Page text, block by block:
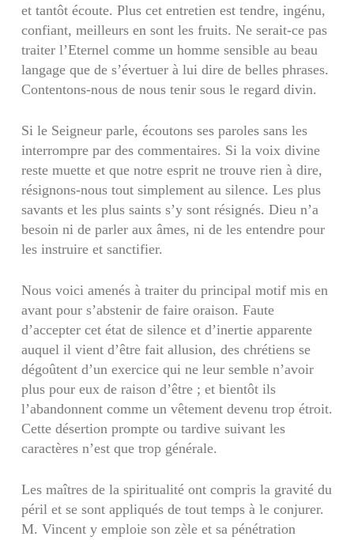
et tantôt écoute. Plus cet entretien est tendre, ingénu,
confiant, meilleurs en sont les fruits. Ne serait-ce pas
traiter l’Eternel comme un homme sensible au beau
langage que de s’évertuer à lui dire de belles phrases.
Contentons-nous de nous tenir sous le regard divin.
Si le Seigneur parle, écoutons ses paroles sans les
interrompre par des commentaires. Si la voix divine
reste muette et que notre esprit ne trouve rien à dire,
résignons-nous tout simplement au silence. Les plus
savants et les plus saints s’y sont résignés. Dieu n’a
besoin ni de parler aux âmes, ni de les entendre pour
les instruire et sanctifier.
Nous voici amenés à traiter du principal motif mis en
avant pour s’abstenir de faire oraison. Faute
d’accepter cet état de silence et d’inertie apparente
auquel il vient d’être fait allusion, des chrétiens se
dégoûtent d’un exercice qui ne leur semble n’avoir
plus pour eux de raison d’être ; et bientôt ils
l’abandonnent comme un vêtement devenu trop étroit.
Cette désertion prompte ou tardive suivant les
caractères n’est que trop générale.
Les maîtres de la spiritualité ont compris la gravité du
péril et se sont appliqués de tout temps à le conjurer.
M. Vincent y emploie son zèle et sa pénétration